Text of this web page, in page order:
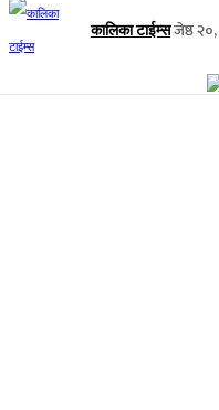
कालिका टाईम्सजेष्ठ